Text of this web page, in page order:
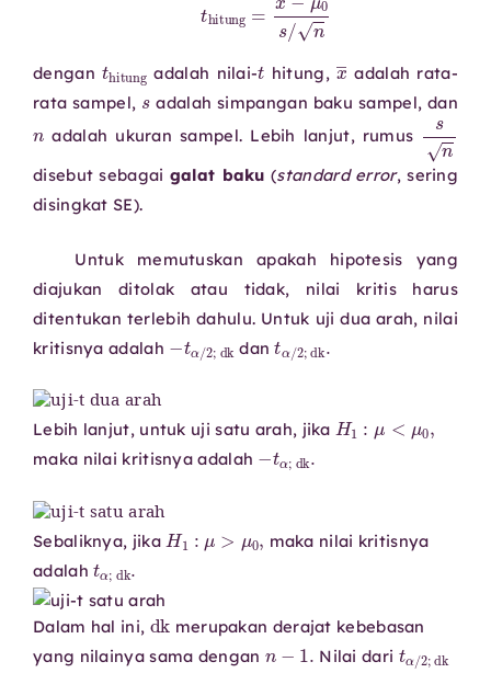
dengan adalah nilai- hitung,
adalah rata-
rata sampel,
adalah simpangan baku sampel, dan
n
adalah ukuran sampel. Lebih lanjut, rumus
disebut sebagai galat baku (standard error, sering
disingkat SE).
Untuk memutuskan apakah hipotesis yang
diajukan ditolak atau tidak, nilai kritis harus
ditentukan terlebih dahulu. Untuk uji dua arah, nilai
kritisnya adalah
dan
Lebih lanjut, untuk uji satu arah, jika
H1
maka nilai kritisnya adalah
tα
Sebaliknya, jika
H1
maka nilai kritisnya
adalah
α
Dalam hal ini,
dk
merupakan derajat kebebasan
yang nilainya sama dengan
1.
Nilai dari